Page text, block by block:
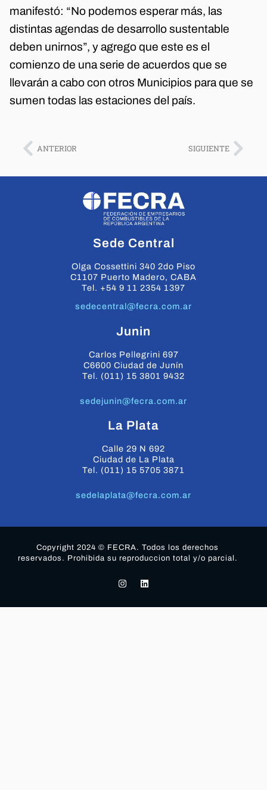
manifestó: “No podemos esperar más, las
distintas agendas de desarrollo sustentable
deben unirnos”, y agrego que este es el
comienzo de una serie de acuerdos que se
llevarán a cabo con otros Municipios para que se
sumen todas las estaciones del país.
ANTERIOR SIGUIENTE
Sede Central
Olga Cossettini 340 2do Piso
C1107 Puerto Madero, CABA
Tel. +54 9 11 2354 1397
sedecentral@fecra.com.ar
Junin
Carlos Pellegrini 697
C6600 Ciudad de Junín
Tel. (011) 15 3801 9432
sedejunin@fecra.com.ar
La Plata
Calle 29 N 692
Ciudad de La Plata
Tel. (011) 15 5705 3871
sedelaplata@fecra.com.ar
Copyright 2024 © FECRA. Todos los derechos
reservados. Prohibida su reproduccion total y/o parcial.